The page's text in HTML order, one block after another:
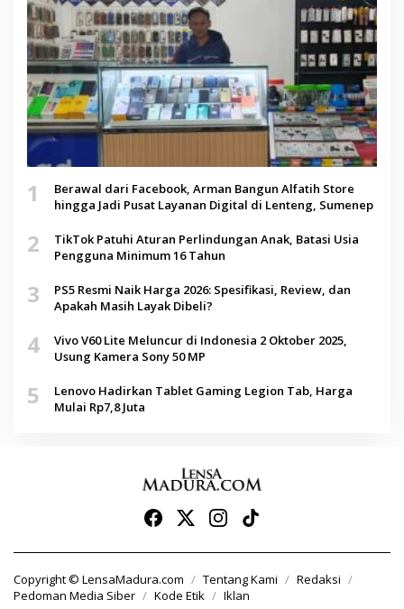
1
Berawal dari Facebook, Arman Bangun Alfatih Store
hingga Jadi Pusat Layanan Digital di Lenteng, Sumenep
2
TikTok Patuhi Aturan Perlindungan Anak, Batasi Usia
Pengguna Minimum 16 Tahun
3
PS5 Resmi Naik Harga 2026: Spesifikasi, Review, dan
Apakah Masih Layak Dibeli?
4
Vivo V60 Lite Meluncur di Indonesia 2 Oktober 2025,
Usung Kamera Sony 50 MP
5
Lenovo Hadirkan Tablet Gaming Legion Tab, Harga
Mulai Rp7,8 Juta
Copyright © LensaMadura.com Tentang Kami
Redaksi
Pedoman Media Siber
Kode Etik Iklan